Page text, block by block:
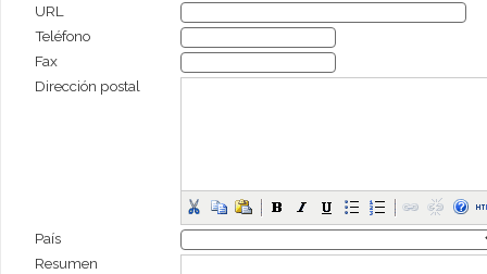
URL
Teléfono
Fax
Dirección postal
País
Resumen